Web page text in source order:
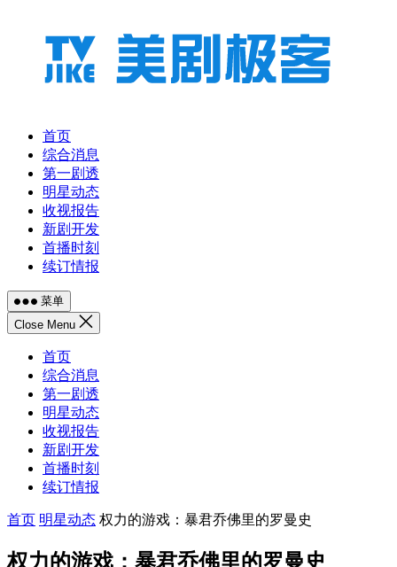
首页
综合消息
第一剧透
明星动态
收视报告
新剧开发
首播时刻
续订情报
菜单
Close Menu
首页
综合消息
第一剧透
明星动态
收视报告
新剧开发
首播时刻
续订情报
首页 明星动态 权力的游戏：暴君乔佛里的罗曼史
权力的游戏：暴君乔佛里的罗曼史